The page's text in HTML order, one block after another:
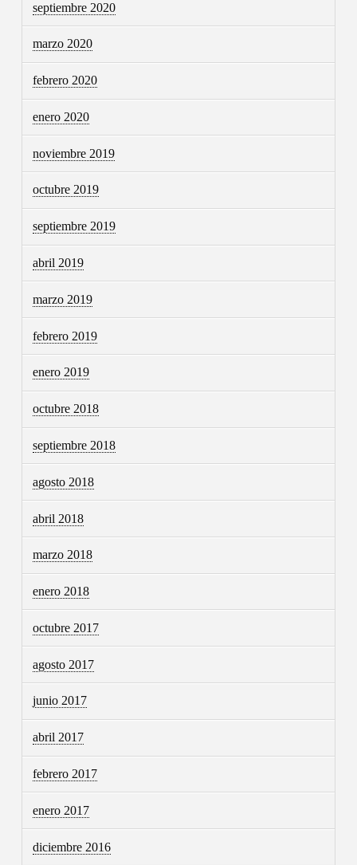
septiembre 2020
marzo 2020
febrero 2020
enero 2020
noviembre 2019
octubre 2019
septiembre 2019
abril 2019
marzo 2019
febrero 2019
enero 2019
octubre 2018
septiembre 2018
agosto 2018
abril 2018
marzo 2018
enero 2018
octubre 2017
agosto 2017
junio 2017
abril 2017
febrero 2017
enero 2017
diciembre 2016